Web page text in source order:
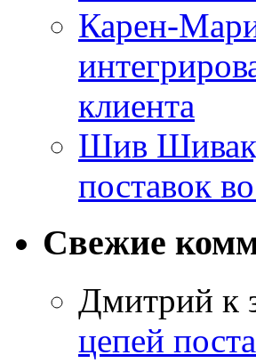
Карен-
клиента
Шив
поставок
Свежие
Дмитрий к
цепей